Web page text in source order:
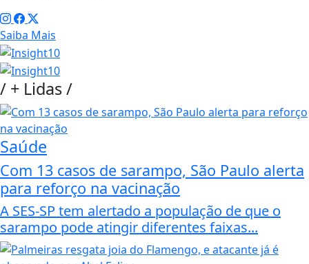
Saiba Mais
/ + Lidas/
Saúde
Com 13 casos de sarampo, São Paulo alerta
para reforço na vacinação
A SES-SP tem alertado a população de que o
sarampo pode atingir diferentes faixas...